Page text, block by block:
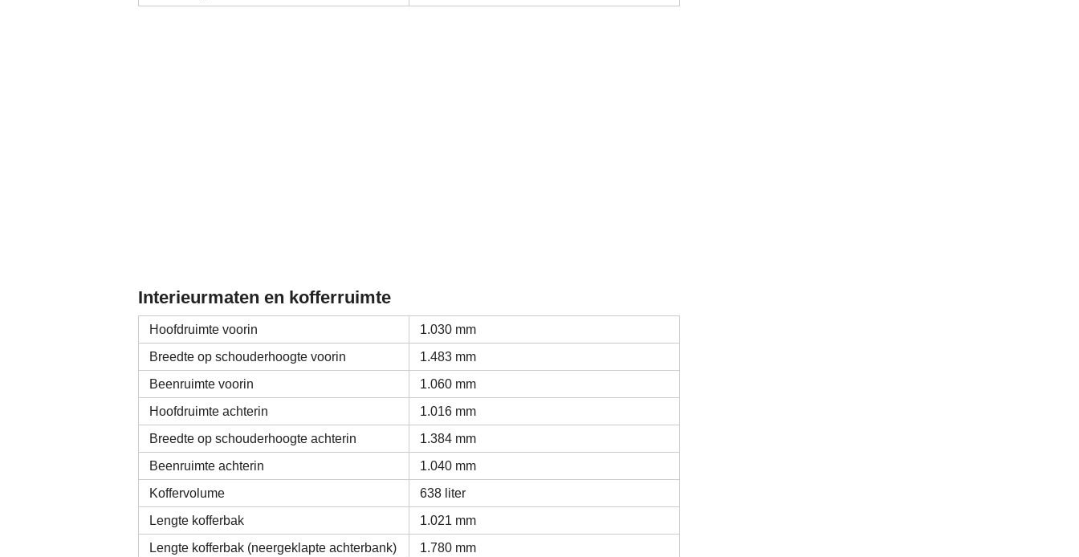
Interieurmaten en kofferruimte
Hoofdruimte voorin
1.030 mm
Breedte op schouderhoogte voorin
1.483 mm
Beenruimte voorin
1.060 mm
Hoofdruimte achterin
1.016 mm
Breedte op schouderhoogte achterin
1.384 mm
Beenruimte achterin
1.040 mm
Koffervolume
638 liter
Lengte kofferbak
1.021 mm
Lengte kofferbak (neergeklapte achterbank)
1.780 mm